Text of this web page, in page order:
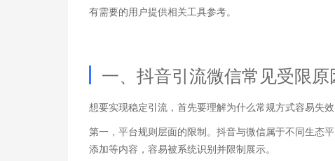
有需要的用户提供相关工具参考。
一、抖音引流微信常见受限原
想要实现稳定引流，首先要理解为什么常规方式容易失效
第一，平台规则层面的限制。抖音与微信属于不同生态
添加等内容，容易被系统识别并限制展示。